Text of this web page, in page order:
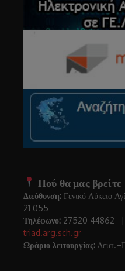
Πού θα μας βρείτε
Διεύθυνση: Γενικό Λύκειο
21 055
Τηλέφωνο: 27520-44862
triad.arg.sch.gr
Ωράριο λειτουργίας: